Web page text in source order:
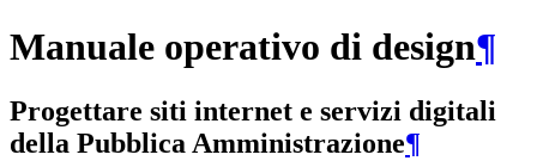
Manuale operativo di design¶
Progettare siti internet e servizi digitali
della Pubblica Amministrazione¶